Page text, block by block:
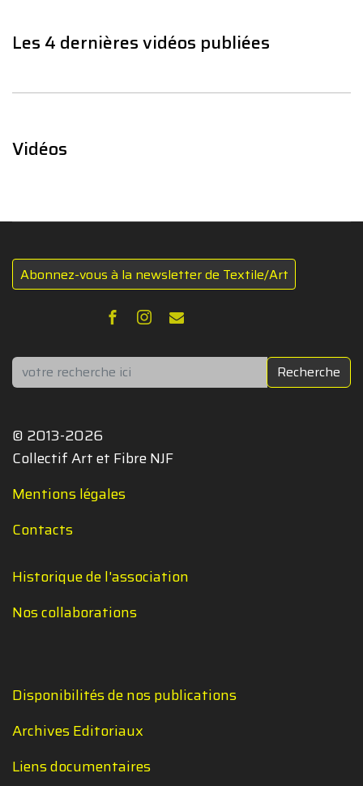
Les 4 dernières vidéos publiées
Vidéos
Abonnez-vous à la newsletter de Textile/Art
Rechercher Recherche
© 2013-2026
Collectif Art et Fibre NJF
Mentions légales
Contacts
Historique de l'association
Nos collaborations
Disponibilités de nos publications
Archives Editoriaux
Liens documentaires